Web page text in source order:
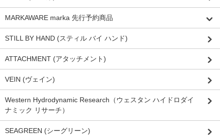
MARKAWARE marka 先行予約商品
STILL BY HAND (スティル バイ ハンド)
ATTACHMENT (アタッチメント)
VEIN (ヴェイン)
Western Hydrodynamic Research（ウェスタン ハイドロダイ
ナミック リサーチ）
SEAGREEN (シーグリーン)